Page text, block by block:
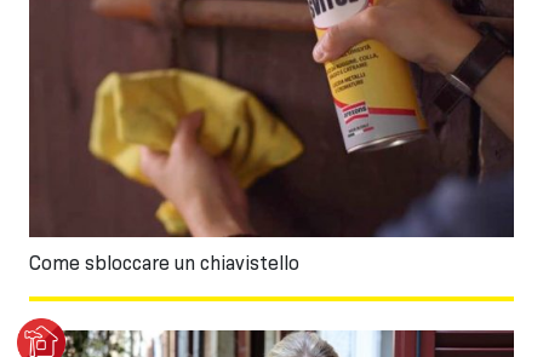
Come sbloccare un chiavistello